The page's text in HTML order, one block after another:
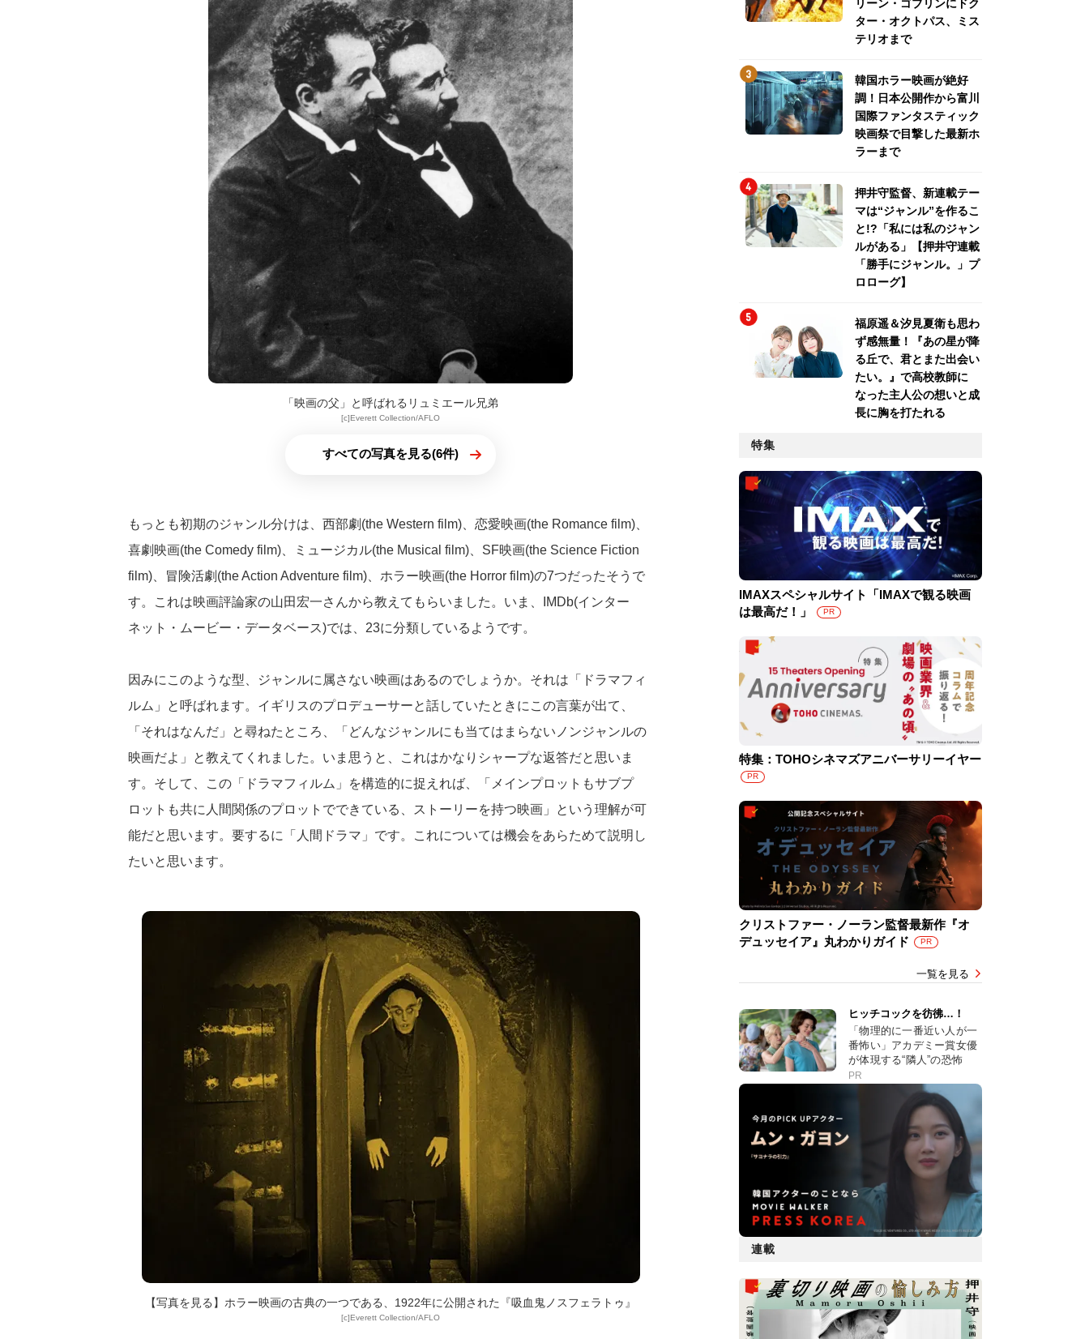
「映画の父」と呼ばれるリュミエール兄弟
[c]Everett Collection/AFLO
すべての写真を見る(6件)
もっとも初期のジャンル分けは、西部劇(the Western film)、恋愛映画(the Romance film)、
喜劇映画(the Comedy film)、ミュージカル(the Musical film)、SF映画(the Science Fiction
film)、冒険活劇(the Action Adventure film)、ホラー映画(the Horror film)の7つだったそうで
す。これは映画評論家の山田宏一さんから教えてもらいました。いま、IMDb(インター
ネット・ムービー・データベース)では、23に分類しているようです。
因みにこのような型、ジャンルに属さない映画はあるのでしょうか。それは「ドラマフィ
ルム」と呼ばれます。イギリスのプロデューサーと話していたときにこの言葉が出て、
「それはなんだ」と尋ねたところ、「どんなジャンルにも当てはまらないノンジャンルの
映画だよ」と教えてくれました。いま思うと、これはかなりシャープな返答だと思いま
す。そして、この「ドラマフィルム」を構造的に捉えれば、「メインプロットもサブプ
ロットも共に人間関係のプロットでできている、ストーリーを持つ映画」という理解が可
能だと思います。要するに「人間ドラマ」です。これについては機会をあらためて説明し
たいと思います。
【写真を見る】ホラー映画の古典の一つである、1922年に公開された『吸血鬼ノスフェラトゥ』
[c]Everett Collection/AFLO
リーン・ゴブリンにドク
ター・オクトパス、ミス
テリオまで
韓国ホラー映画が絶好
調！日本公開作から富川
国際ファンタスティック
映画祭で目撃した最新ホ
ラーまで
押井守監督、新連載テー
マは“ジャンル”を作るこ
と!?「私には私のジャン
ルがある」【押井守連載
「勝手にジャンル。」プ
ロローグ】
福原遥＆汐見夏衛も思わ
ず感無量！『あの星が降
る丘で、君とまた出会い
たい。』で高校教師に
なった主人公の想いと成
長に胸を打たれる
特集
IMAXスペシャルサイト「IMAXで観る映画
は最高だ！」
PR
特集：TOHOシネマズアニバーサリーイヤー
PR
クリストファー・ノーラン監督最新作『オ
デュッセイア』丸わかりガイド
PR
一覧を見る
ヒッチコックを彷彿…！
「物理的に一番近い人が一
番怖い」アカデミー賞女優
が体現する“隣人”の恐怖
PR
連載